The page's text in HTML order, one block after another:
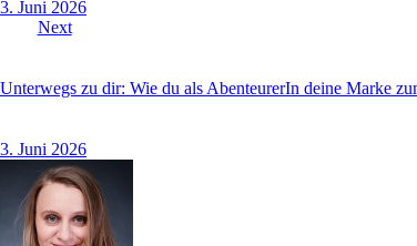
3. Juni 2026
Next
Unterwegs zu dir: Wie du als AbenteurerIn deine Marke
3. Juni 2026